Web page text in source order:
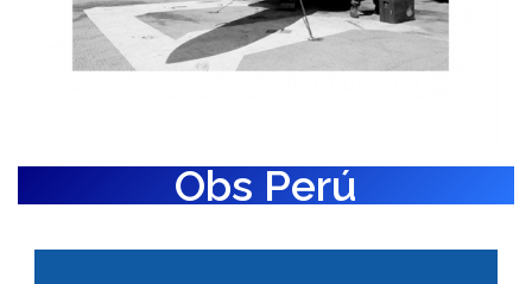
Obs Perú